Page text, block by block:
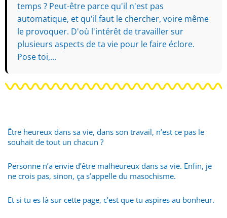
temps ? Peut-être parce qu'il n'est pas
automatique, et qu'il faut le chercher, voire même
le provoquer. D'où l'intérêt de travailler sur
plusieurs aspects de ta vie pour le faire éclore.
Pose toi,...
Être heureux dans sa vie, dans son travail, n’est ce pas le
souhait de tout un chacun ?
Personne n’a envie d’être malheureux dans sa vie. Enfin, je
ne crois pas, sinon, ça s’appelle du masochisme.
Et si tu es là sur cette page, c’est que tu aspires au bonheur.